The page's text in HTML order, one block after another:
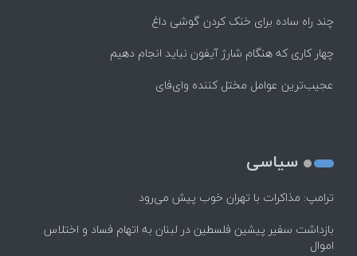
چند راه‌ ساده برای خنک کردن گوشی داغ
چهار کاری که هنگام شارژ آیفون نباید انجام دهیم
عجیب‌ترین عوامل مختل کننده وای‌فای
سیاسی
ترامپ: مذاکرات با تهران خوب پیش می‌رود
بازداشت سفیر پیشین فلسطین در لبنان به اتهام فساد و اختلاس
اموال